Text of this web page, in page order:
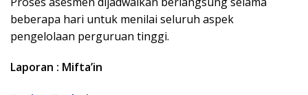
beberapa hari untuk menilai seluruh aspek
pengelolaan perguruan tinggi.
Laporan : Mifta’in